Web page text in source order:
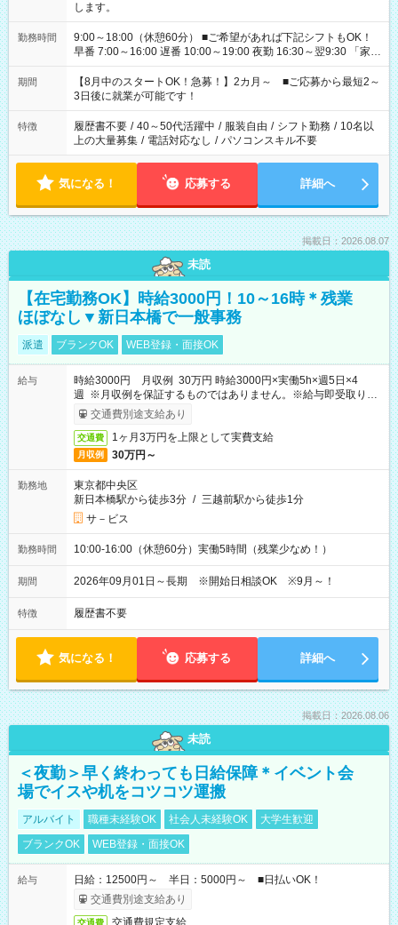
します。
勤務時間
9:00～18:00（休憩60分） ■ご希望があれば下記シフトもOK！
早番 7:00～16:00 遅番 10:00～19:00 夜勤 16:30～翌9:30 「家族
と休みを合わせたい」 「余裕を持って夕飯の準備がしたい」
「できれば残業はしたくない」 など、ご希望を教えてください
ね。 ※Wワーク希望の方へ 今ご覧のお仕事で希望する勤務時間
と、もう1つのお仕事の勤務時間。 合計で週40時間を超える場
合は応募できません。
期間
【8月中のスタートOK！急募！】2カ月～ ■ご応募から最短2～
3日後に就業が可能です！
特徴 履歴書不要 / 40～50代活躍中 / 服装自由 / シフト勤務 / 10名以
上の大量募集 / 電話対応なし / パソコンスキル不要
気になる！ 応募する 詳細へ
掲載日：2026.08.07
未読
【在宅勤務OK】時給3000円！10～16時＊残業
ほぼなし▼新日本橋で一般事務
派遣 ブランクOK WEB登録・面接OK
給与
時給3000円 月収例 30万円 時給3000円×実働5h×週5日×4
週 ※月収例を保証するものではありません。※給与即受取りサ
ービス利用可（利用条件有）
交通費別途支給あり
交通費 1ヶ月3万円を上限として実費支給
月収例 30万円～
勤務地
東京都中央区
新日本橋駅から徒歩3分 / 三越前駅から徒歩1分
サ－ビス
勤務時間 10:00-16:00（休憩60分）実働5時間（残業少なめ！）
期間 2026年09月01日～長期 ※開始日相談OK ※9月～！
特徴 履歴書不要
気になる！ 応募する 詳細へ
掲載日：2026.08.06
未読
＜夜勤＞早く終わっても日給保障＊イベント会
場でイスや机をコツコツ運搬
アルバイト 職種未経験OK 社会人未経験OK
大学生歓迎
ブランクOK
WEB登録・面接OK
給与
日給：12500円～ 半日：5000円～ ■日払いOK！
交通費別途支給あり
交通費 交通費規定支給